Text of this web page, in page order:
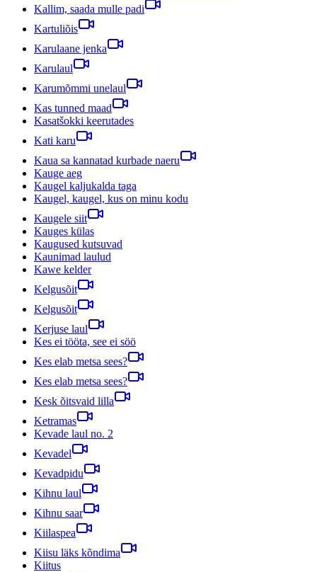
Kallim, saada mulle padi
Kartuliõis
Karulaane jenka
Karulaul
Karumõmmi unelaul
Kas tunned maad
Kasatšokki keerutades
Kati karu
Kaua sa kannatad kurbade naeru
Kauge aeg
Kaugel kaljukalda taga
Kaugel, kaugel, kus on minu kodu
Kaugele siit
Kauges külas
Kaugused kutsuvad
Kaunimad laulud
Kawe kelder
Kelgusõit
Kelgusõit
Kerjuse laul
Kes ei tööta, see ei söö
Kes elab metsa sees?
Kes elab metsa sees?
Kesk õitsvaid lilla
Ketramas
Kevade laul no. 2
Kevadel
Kevadpidu
Kihnu laul
Kihnu saar
Kiilaspea
Kiisu läks kõndima
Kiitus